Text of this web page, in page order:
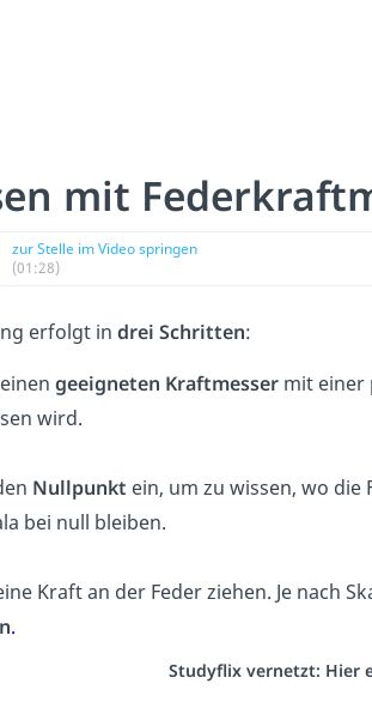
mit
zur Stelle im Video springen
(01:28)
erfolgt in drei Schritten:
geeigneten Kraftmesser mit einer
wird.
Nullpunkt ein, um zu wissen, wo
bei null bleiben.
Kraft an der Feder ziehen. Je nach
.
Studyflix vernetzt: Hier